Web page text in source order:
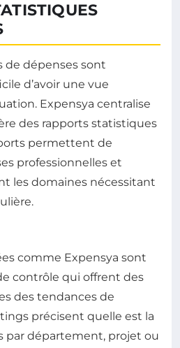
de dépenses sont
d’avoir une vue
Expensya centralise
des rapports statistiques
permettent de
professionnelles et
les domaines nécessitant
comme Expensya sont
contrôle qui offrent des
des tendances de
précisent quelle est la
par département, projet ou